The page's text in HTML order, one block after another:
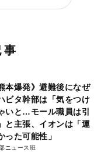
本爆発》避難後になぜ
ビタ幹部は「気をつけ
いと…モール職員は引
と主張、イオンは「運
った可能性」
ニュース班